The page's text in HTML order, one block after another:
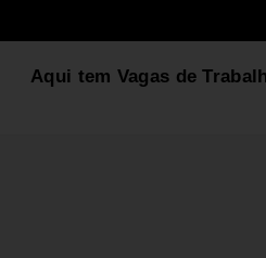
Aqui tem Vagas de